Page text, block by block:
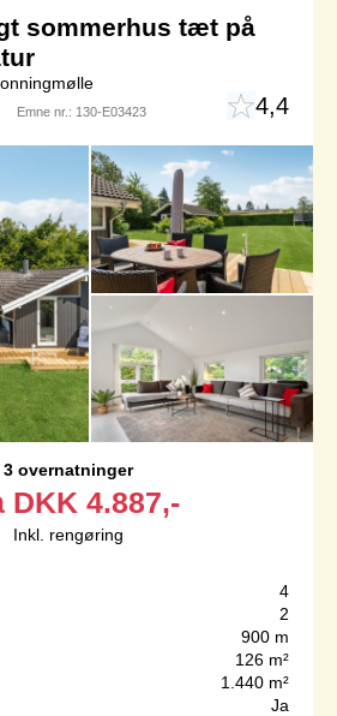
sommerhus tæt på
Emne nr.: 130-E03423 4,4
3 overnatninger
DKK 4.887,-
Inkl. rengøring
4
2
900 m
126 m²
1.440 m²
Ja